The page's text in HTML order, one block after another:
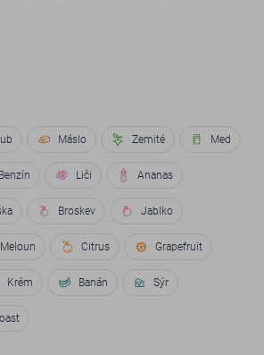
Máslo Zemité Med
Benzín Liči Ananas
Broskev Jablko
Meloun Citrus Grapefruit
Krém Banán Sýr